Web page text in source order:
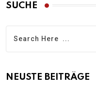
SUCHE
NEUSTE BEITRÄGE